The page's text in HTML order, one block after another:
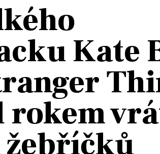
Kate
rokem
žebříčků